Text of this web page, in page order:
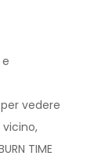
vedere
TIME